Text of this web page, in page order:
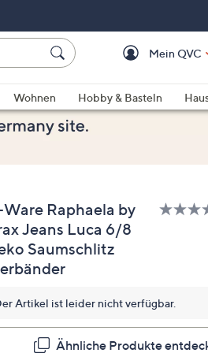
Mein QVC
Wohnen Hobby & Basteln
Raphaela by
Jeans Luca 6/8
Saumschlitz
Artikel ist leider nicht verfügbar.
Ähnliche Produkte